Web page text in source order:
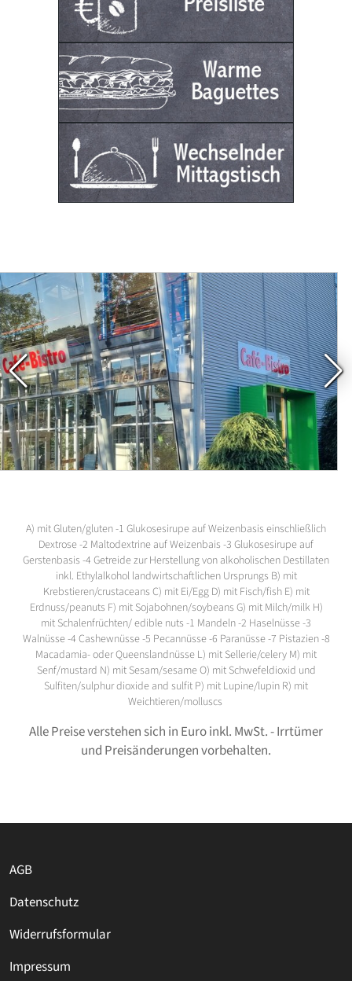
A) mit Gluten/gluten -1 Glukosesirupe auf Weizenbasis einschließlich
Dextrose -2 Maltodextrine auf Weizenbais -3 Glukosesirupe auf
Gerstenbasis -4 Getreide zur Herstellung von alkoholischen Destillaten
inkl. Ethylalkohol landwirtschaftlichen Ursprungs B) mit
Krebstieren/crustaceans C) mit Ei/Egg D) mit Fisch/fish E) mit
Erdnuss/peanuts F) mit Sojabohnen/soybeans G) mit Milch/milk H)
mit Schalenfrüchten/ edible nuts -1 Mandeln -2 Haselnüsse -3
Walnüsse -4 Cashewnüsse -5 Pecannüsse -6 Paranüsse -7 Pistazien -8
Macadamia- oder Queenslandnüsse L) mit Sellerie/celery M) mit
Senf/mustard N) mit Sesam/sesame O) mit Schwefeldioxid und
Sulfiten/sulphur dioxide and sulfit P) mit Lupine/lupin R) mit
Weichtieren/molluscs
Alle Preise verstehen sich in Euro inkl. MwSt. - Irrtümer
und Preisänderungen vorbehalten.
AGB
Datenschutz
Widerrufsformular
Impressum